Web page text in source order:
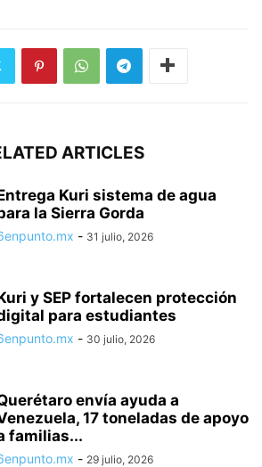
ARTICLES
Kuri sistema de agua
la Sierra Gorda
- 31 julio, 2026
y SEP fortalecen protección
para estudiantes
- 30 julio, 2026
envía ayuda a
17 toneladas de apoyo
familias...
- 29 julio, 2026